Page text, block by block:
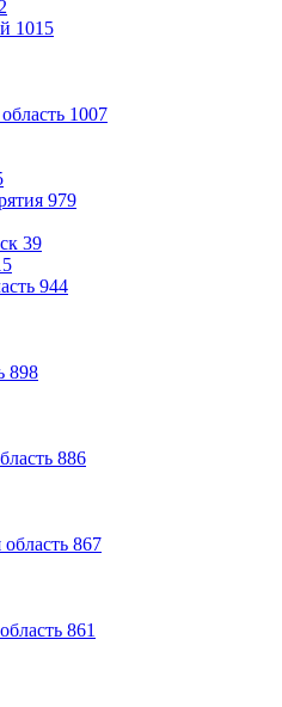
1015
1007
979
39
944
898
886
867
861